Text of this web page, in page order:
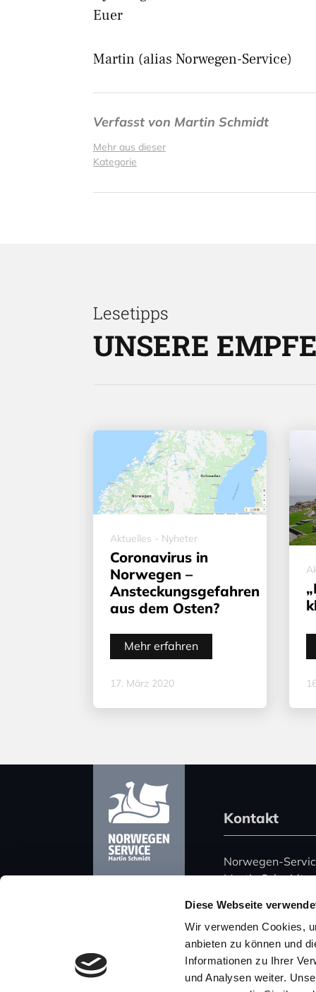
Diese Webseite
Wir verwenden Cookies,
anbieten zu können und
Informationen zu Ihrer
und Analysen weiter.
Euer
Martin (alias Norwegen-Service)
Verfasst von Martin Schmidt
Mehr aus dieser
Kategorie
Lesetipps
UNSERE
Aktuelles - Nyheter
Coronavirus in
Norwegen –
Ansteckungsgefahren
aus dem Osten?
Mehr erfahren
17. März 2020
Kontakt
Norwegen-
Martin Schmidt
Harz 51
06108 Halle
Deutschland
Telefon: +49 (0)
Mobil: +49 (0)